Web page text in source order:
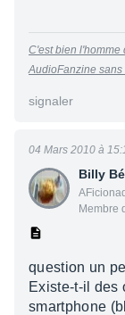
C'est bien
AudioFanzine sans
signaler
Billy
Membre
04 Mars 2010 à
question un
Existe-t-il des
smartphone